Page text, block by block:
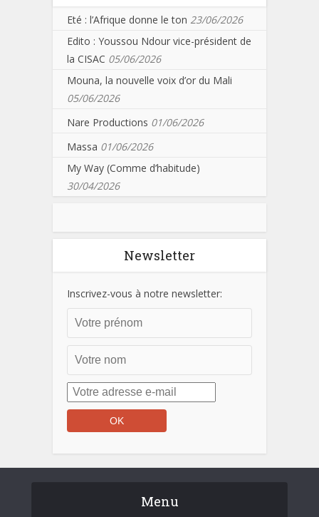
Eté : l’Afrique donne le ton 23/06/2026
Edito : Youssou Ndour vice-président de
la CISAC 05/06/2026
Mouna, la nouvelle voix d’or du Mali
05/06/2026
Nare Productions 01/06/2026
Massa 01/06/2026
My Way (Comme d’habitude)
30/04/2026
Newsletter
Inscrivez-vous à notre newsletter:
Menu